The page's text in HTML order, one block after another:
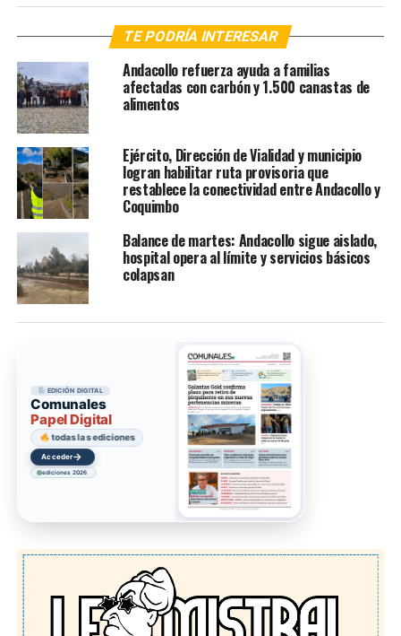
TE PODRÍA INTERESAR
Andacollo refuerza ayuda a familias
afectadas con carbón y 1.500 canastas de
alimentos
Ejército, Dirección de Vialidad y municipio
logran habilitar ruta provisoria que
restablece la conectividad entre Andacollo y
Coquimbo
Balance de martes: Andacollo sigue aislado,
hospital opera al límite y servicios básicos
colapsan
EDICIÓN DIGITAL
Comunales
Papel Digital
todas las ediciones
Acceder→
ediciones 2026